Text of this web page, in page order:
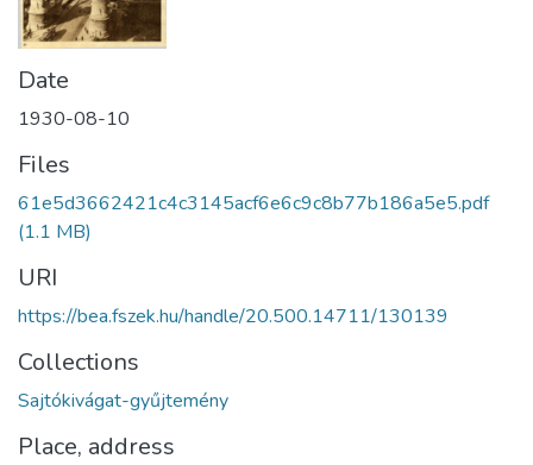
Date
1930-08-10
Files
61e5d3662421c4c3145acf6e6c9c8b77b186a5e5.pdf
(1.1 MB)
URI
https://bea.fszek.hu/handle/20.500.14711/130139
Collections
Sajtókivágat-gyűjtemény
Place, address